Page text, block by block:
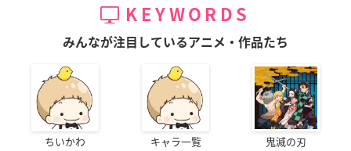
KEYWORDS
みんなが注目しているアニメ・作品たち
ちいかわ キャラ一覧 鬼滅の刃